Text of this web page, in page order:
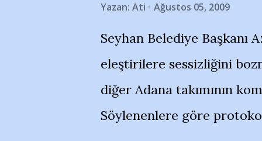
Hikayesi’ne başlıyorum…
kenarında 7 yaşında kara
içinde Adana Demirspor
çoğunlukta. Küçük kız
Nesrin, Adana
Yazan: Ati Ağustos 05, 2009
Seyhan Belediye Başkanı
eleştirilere sessizliğini
diğer Adana takımının
Söylenenlere göre